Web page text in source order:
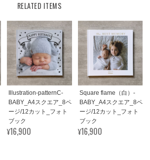
RELATED ITEMS
Illustration-patternC-
BABY_A4スクエア_8ペ
ージ/12カット_フォト
ブック
¥16,900
Square flame（白）-
BABY_A4スクエア_8ペ
ージ/12カット_フォト
ブック
¥16,900